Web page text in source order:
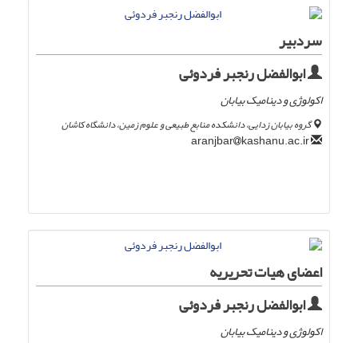
سردبیر
ابوالفضل رنجبر فردوئی
اکولوژی و دینامیک بیابان
گروه بیابان زدایی، دانشکده منابع طبیعی و علوم زمین، دانشگاه کاشان
kashanu.ac.ir
اعضای هیات تحریریه
ابوالفضل رنجبر فردوئی
اکولوژی و دینامیک بیابان